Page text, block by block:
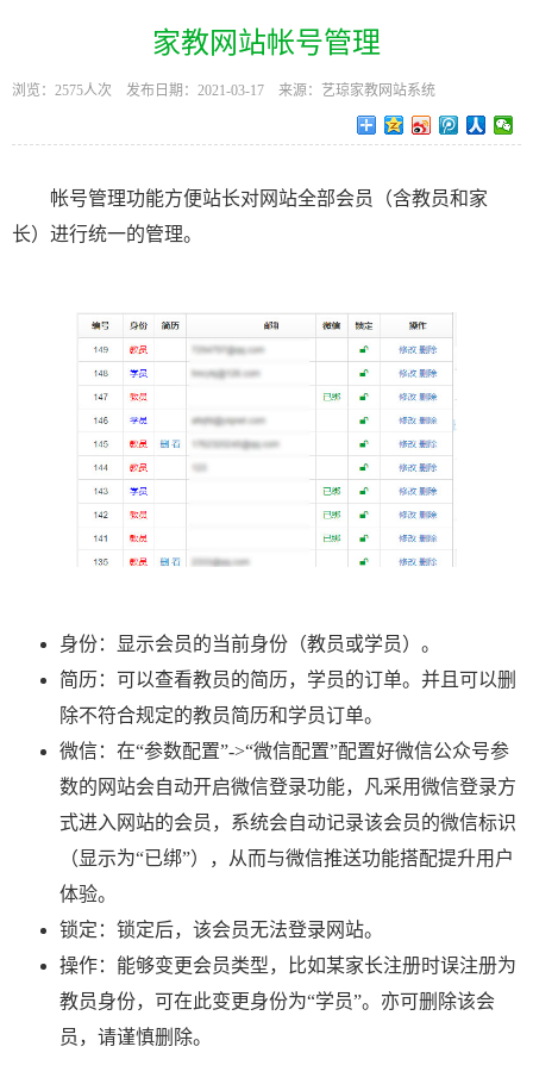
会员须知
家教资讯
其他管理
最佳实践
家教网站帐号管理
浏览：2575人次 发布日期：2021-03-17 来源：艺琼家教网站系统
帐号管理功能方便站长对网站全部会员（含教员和家
长）进行统一的管理。
身份：显示会员的当前身份（教员或学员）。
简历：可以查看教员的简历，学员的订单。并且可以删
除不符合规定的教员简历和学员订单。
微信：在“参数配置”->“微信配置”配置好微信公众号参
数的网站会自动开启微信登录功能，凡采用微信登录方
式进入网站的会员，系统会自动记录该会员的微信标识
（显示为“已绑”），从而与微信推送功能搭配提升用户
体验。
锁定：锁定后，该会员无法登录网站。
操作：能够变更会员类型，比如某家长注册时误注册为
教员身份，可在此变更身份为“学员”。亦可删除该会
员，请谨慎删除。